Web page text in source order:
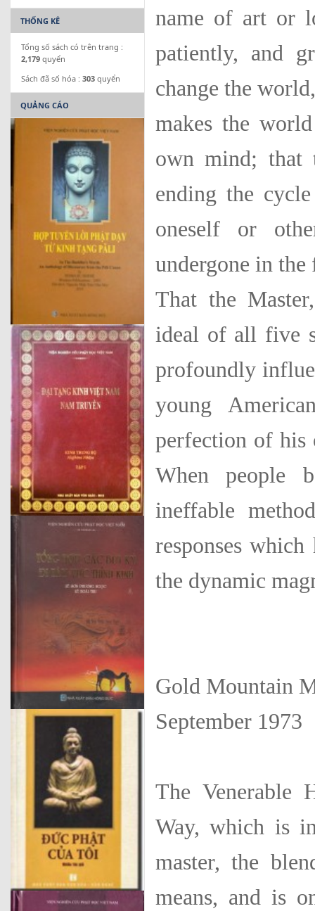
name of art or
patiently, and
change the
makes the
own mind; that
ending the
oneself or
undergone in the
That the
ideal of all five
profoundly
young
perfection of his
When people
ineffable
responses
the dynamic
Gold Mountain
September 1973
The Venerable
Way, which is
master, the
means, and is
THỐNG KÊ
Tổng số sách có trên trang :
2,179 quyển
Sách đã số hóa : 303 quyển
QUẢNG CÁO